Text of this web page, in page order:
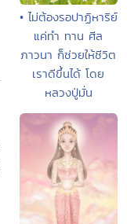
• ไม่ต้องรอปาฏิหาริย์
แค่ทำ ทาน ศีล
ภาวนา ก็ช่วยให้ชีวิต
เราดีขึ้นได้ โดย
หลวงปู่มั่น